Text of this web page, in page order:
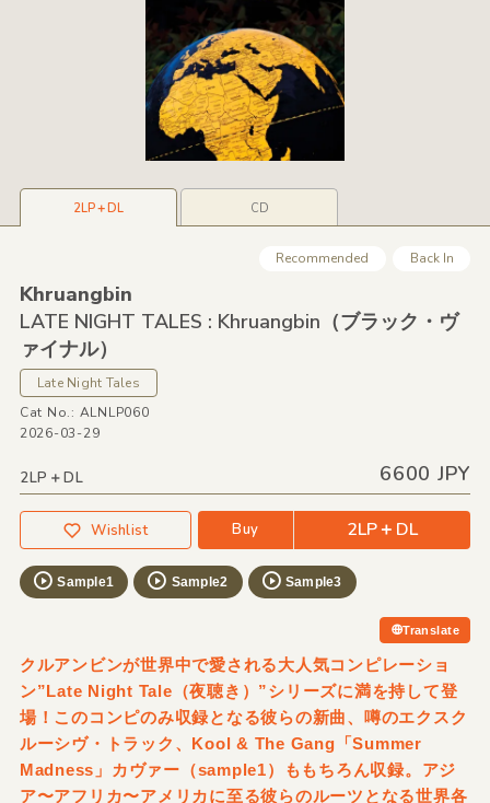
2LP＋DL CD
Recommended Back In
Khruangbin
LATE NIGHT TALES : Khruangbin（ブラック・ヴ
ァイナル）
Late Night Tales
Cat No.: ALNLP060
2026-03-29
2LP＋DL 6600 JPY
Wishlist Buy 2LP＋DL
Sample1 Sample2 Sample3
Translate
クルアンビンが世界中で愛される大人気コンピレーショ
ン”Late Night Tale（夜聴き）”シリーズに満を持して登
場！このコンピのみ収録となる彼らの新曲、噂のエクスク
ルーシヴ・トラック、Kool & The Gang「Summer
Madness」カヴァー（sample1）ももちろん収録。アジ
ア〜アフリカ〜アメリカに至る彼らのルーツとなる世界各